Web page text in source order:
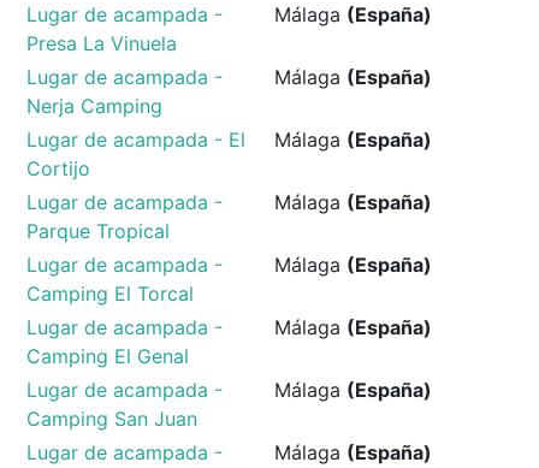
Lugar de acampada -
Presa La Vinuela
Málaga (España)
Lugar de acampada -
Nerja Camping
Málaga (España)
Lugar de acampada - El
Cortijo
Málaga (España)
Lugar de acampada -
Parque Tropical
Málaga (España)
Lugar de acampada -
Camping El Torcal
Málaga (España)
Lugar de acampada -
Camping El Genal
Málaga (España)
Lugar de acampada -
Camping San Juan
Málaga (España)
Lugar de acampada -
Málaga (España)